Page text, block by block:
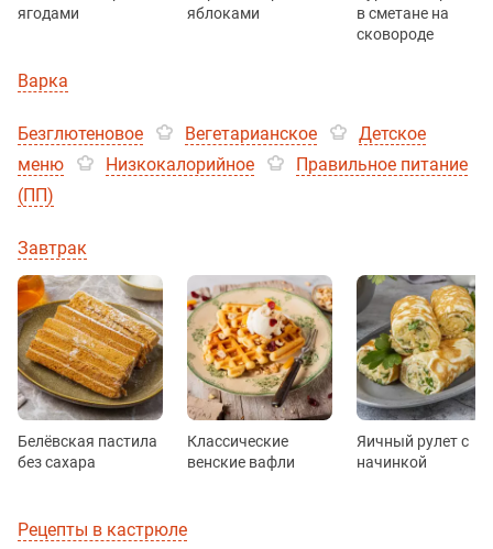
ягодами
яблоками
в сметане на
сковороде
Варка
Безглютеновое Вегетарианское
Детское
меню
Низкокалорийное
Правильное питание
(ПП)
Завтрак
Белёвская пастила
без сахара
Классические
венские вафли
Яичный рулет с
начинкой
Рецепты в кастрюле